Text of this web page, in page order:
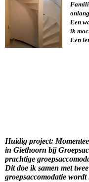
Een
ik
Een
Huidig project:
in Giethoorn bij
prachtige
Dit doe ik samen met
groepsaccomodatie